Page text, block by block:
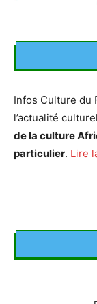
Infos Culture du
l’actualité
de la culture
particulier. Lire